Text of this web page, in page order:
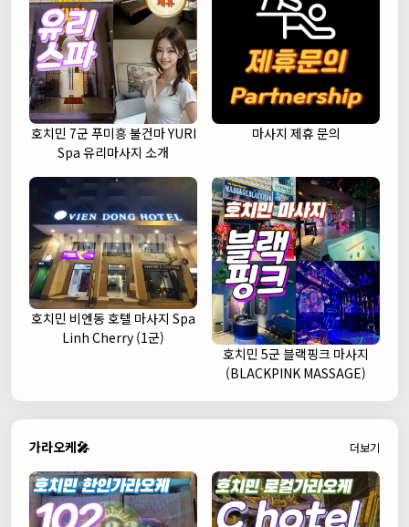
호치민 7군 푸미흥 불건마 YURI
Spa 유리마사지 소개
마사지 제휴 문의
호치민 비엔동 호텔 마사지 Spa
Linh Cherry (1군)
호치민 5군 블랙핑크 마사지
(BLACKPINK MASSAGE)
가라오케🎤 더보기